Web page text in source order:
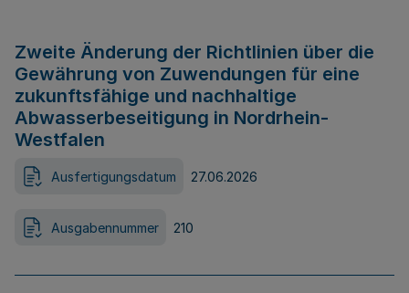
Zweite Änderung der Richtlinien über die
Gewährung von Zuwendungen für eine
zukunftsfähige und nachhaltige
Abwasserbeseitigung in Nordrhein-
Westfalen
Ausfertigungsdatum 27.06.2026
Ausgabennummer 210